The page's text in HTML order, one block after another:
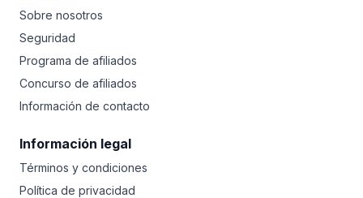
Sobre nosotros
Seguridad
Programa de afiliados
Concurso de afiliados
Información de contacto
Información legal
Términos y condiciones
Política de privacidad